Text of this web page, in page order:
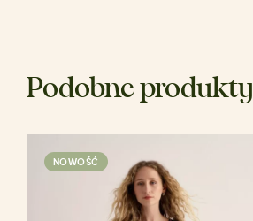
Podobne produkty
NOWOŚĆ